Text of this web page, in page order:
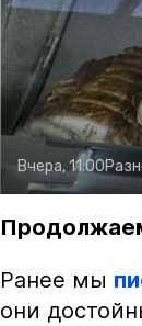
Вчера, 11:00
Ранее мы
они